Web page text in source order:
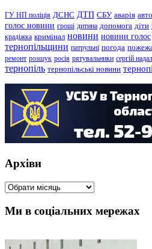
ГУ НП поліція ДСНС ДТП СБУ аварія авто
голос новини гроші дитина допомога діти
крадіжка кримінал новини новини голос
тернопільщини патрульні погода
ремонт розшук росія рятувальники сергій надал
тернопіль тернопільські новини
Архіви
Архіви
Ми в соціальних мережах